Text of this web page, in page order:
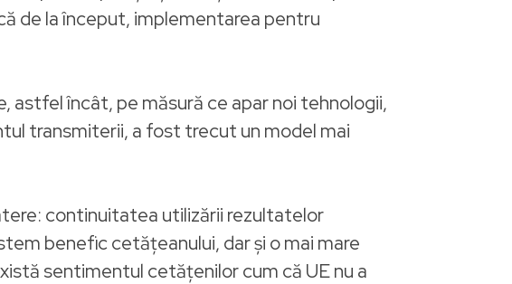
de la început, implementarea pentru
încât, pe măsură ce apar noi tehnologii,
transmiterii, a fost trecut un model mai
continuitatea utilizării rezultatelor
benefic cetățeanului, dar și o mai mare
sentimentul cetățenilor cum că UE nu a